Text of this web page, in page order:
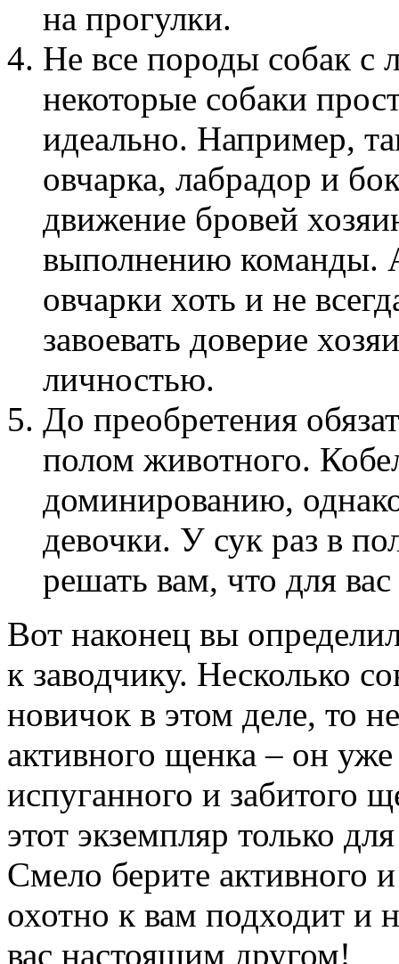
на прогулки.
Не все породы собак с
некоторые собаки
идеально. Например,
овчарка, лабрадор и
движение бровей
выполнению команды.
овчарки хоть и не
завоевать доверие
личностью.
До преобретения
полом животного.
доминированию,
девочки. У сук раз в
решать вам, что для
Вот наконец вы
к заводчику. Несколько
новичок в этом деле, то
активного щенка – он
испуганного и забитого
этот экземпляр только
Смело берите активного
охотно к вам подходит и
вас настоящим другом!